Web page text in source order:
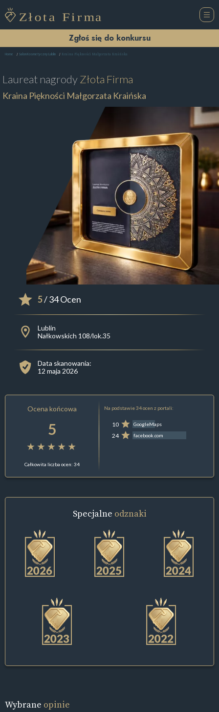
Zgłoś się do konkursu
Home Salon Kosmetyczny Lublin Kraina Piękności Małgorzata Kraińska
Laureat nagrodyZłota Firma
Kraina Piękności Małgorzata Kraińska
5/ 34 Ocen
Lublin
Nałkowskich 108/lok.35
Data skanowania:
12 maja 2026
Ocena końcowa
5
Całkowita liczba ocen: 34
Na podstawie 34 ocen z portali:
10 GoogleMaps
24 facebook.com
Specjalne odznaki
Wybrane opinie